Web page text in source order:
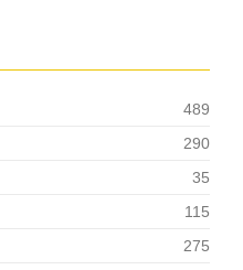
489
290
35
115
275